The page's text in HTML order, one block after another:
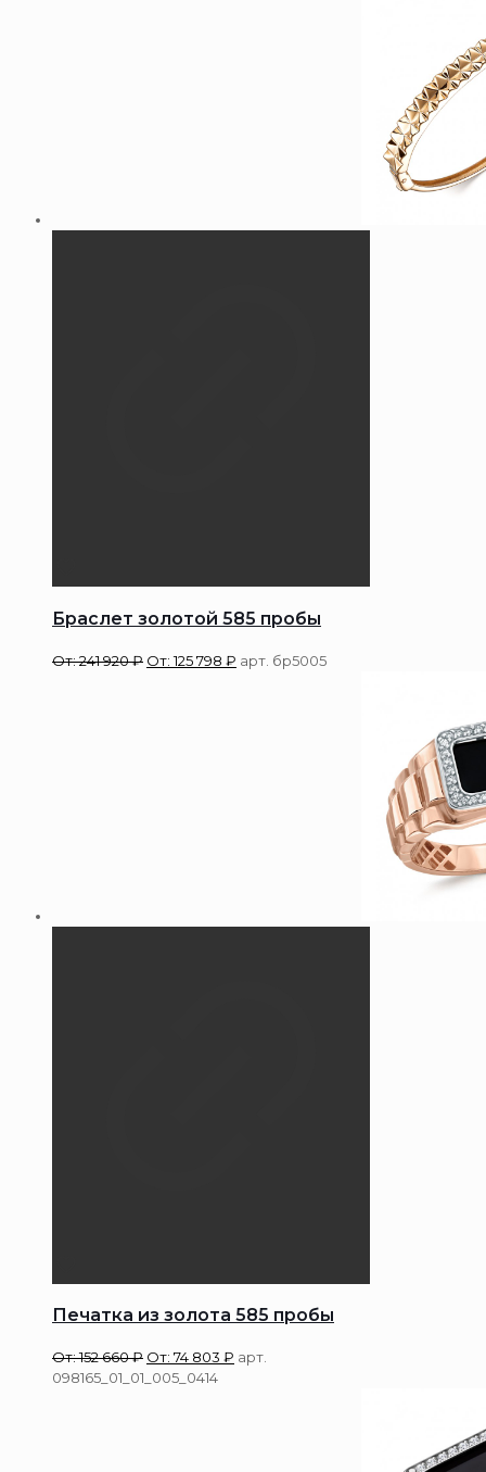
Браслет золотой 585 пробы
От:241 920₽ От:125 798 ₽ арт. бр5005
Печатка из золота 585 пробы
От:152 660₽ От: 74 803 ₽ арт.
098165_01_01_005_0414